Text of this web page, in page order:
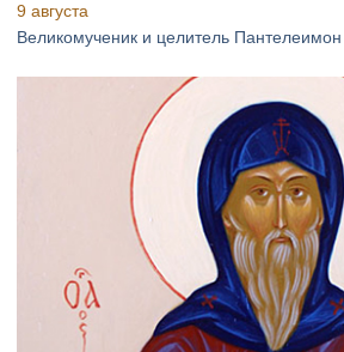
9 августа
Великомученик и целитель